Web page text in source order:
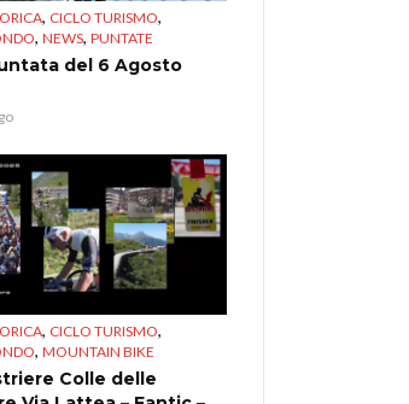
, CICLO TURISMO,
, NEWS, PUNTATE
del 6 Agosto
, CICLO TURISMO,
, MOUNTAIN BIKE
Colle delle